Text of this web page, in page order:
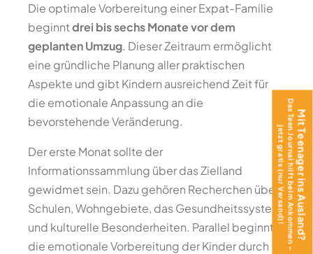
Die optimale Vorbereitung einer Expat-Familie
beginntdrei bis sechs Monate vor dem
geplanten Umzug. Dieser Zeitraum ermöglicht
eine gründliche Planung aller praktischen
Aspekte und gibt Kindern ausreichend Zeit für
die emotionale Anpassung an die
bevorstehende Veränderung.
Der erste Monat sollte der
Informationssammlung über das Zielland
gewidmet sein. Dazu gehören Recherchen über
Schulen, Wohngebiete, das Gesundheitssystem
und kulturelle Besonderheiten. Parallel beginnt
die emotionale Vorbereitung der Kinder durch
Mit Teenager ins Ausland?
Das Teen Journal hilft beim Ankommen –
jetzt gratis (nur Versand)!